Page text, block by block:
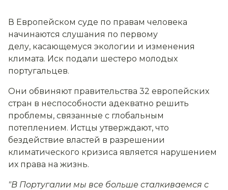
В Европейском суде по правам человека
начинаются слушания по первому
делу, касающемуся экологии и изменения
климата. Иск подали шестеро молодых
португальцев.
Они обвиняют правительства 32 европейских
стран в неспособности адекватно решить
проблемы, связанные с глобальным
потеплением. Истцы утверждают, что
бездействие властей в разрешении
климатического кризиса является нарушением
их права на жизнь.
"В Португалии мы все больше сталкиваемся с